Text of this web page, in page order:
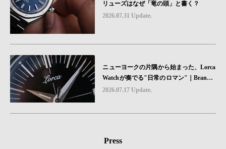
リューズはなぜ「竜の頭」と書く？
2026.07.31 Update.
ニューヨークの片隅から始まった、Lorca
Watchが奏でる"日常のロマン"｜Brand P
icks #08
2026.07.17 Update.
Press